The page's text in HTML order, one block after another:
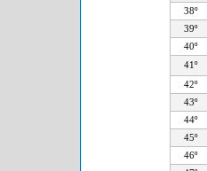
38º
39º
40º
41º
42º
43º
44º
45º
46º